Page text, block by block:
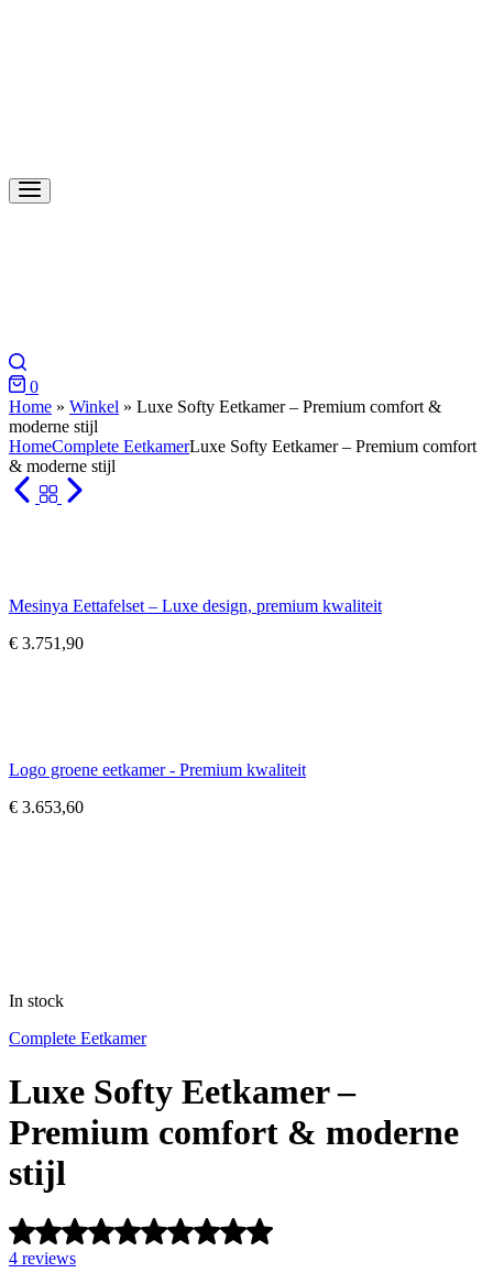
0
Cart
Home » Winkel » Luxe Softy Eetkamer – Premium comfort &
moderne stijl
HomeComplete EetkamerLuxe Softy Eetkamer – Premium comfort
& moderne stijl
Mesinya Eettafelset – Luxe design, premium kwaliteit
€ 3.751,90
Logo groene eetkamer - Premium kwaliteit
€ 3.653,60
In stock
Complete Eetkamer
Luxe Softy Eetkamer –
Premium comfort & moderne
stijl
Rated
4 reviews